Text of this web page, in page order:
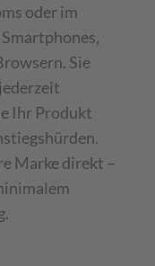
oder im
Sie
Ihr Produkt
Marke direkt –